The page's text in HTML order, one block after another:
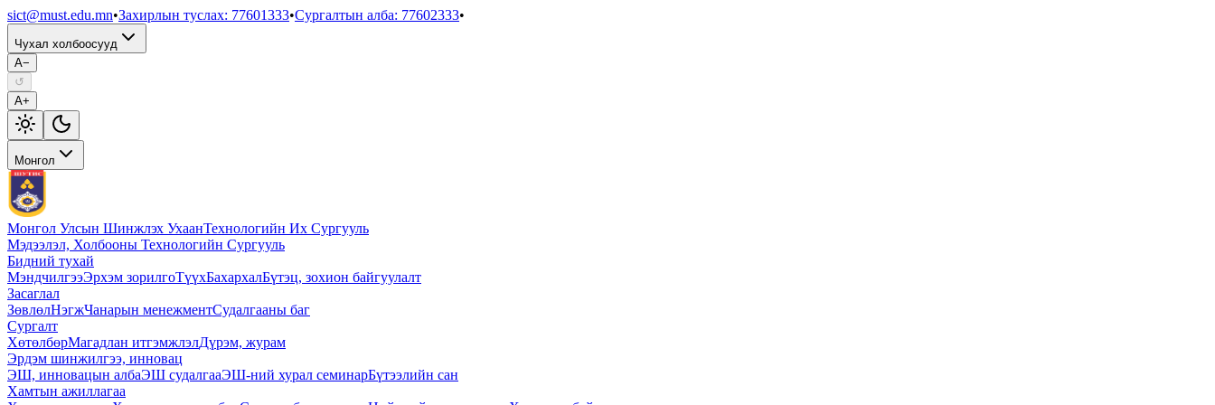
sict@must.edu.mn•Захирлын туслах: 77601333•Сургалтын алба: 77602333•
Чухал холбоосууд
A−
↺
A+
Монгол
Монгол Улсын Шинжлэх УхаанТехнологийн Их Сургууль
Мэдээлэл, Холбооны Технологийн Сургууль
Бидний тухай
МэндчилгээЭрхэм зорилгоТүүхБахархалБүтэц, зохион байгуулалт
Засаглал
ЗөвлөлНэгжЧанарын менежментСудалгааны баг
Сургалт
ХөтөлбөрМагадлан итгэмжлэлДүрэм, журам
Эрдэм шинжилгээ, инновац
ЭШ, инновацын албаЭШ судалгааЭШ-ний хурал семинарБүтээлийн сан
Хамтын ажиллагаа